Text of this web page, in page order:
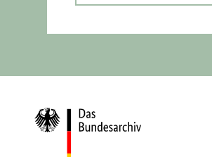
Zur
Startseite